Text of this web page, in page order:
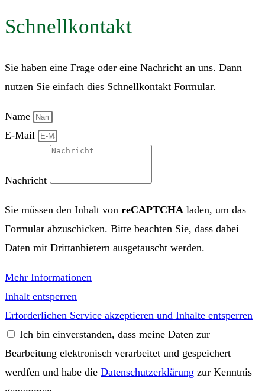
Schnellkontakt
Sie haben eine Frage oder eine Nachricht an uns. Dann
nutzen Sie einfach dies Schnellkontakt Formular.
Name
E-Mail
Nachricht
Sie müssen den Inhalt von reCAPTCHA laden, um das
Formular abzuschicken. Bitte beachten Sie, dass dabei
Daten mit Drittanbietern ausgetauscht werden.
Mehr Informationen
Inhalt entsperren
Erforderlichen Service akzeptieren und Inhalte entsperren
Ich bin einverstanden, dass meine Daten zur
Bearbeitung elektronisch verarbeitet und gespeichert
werdfen und habe die Datenschutzerklärung zur Kenntnis